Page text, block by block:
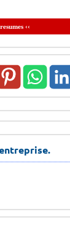
‹‹